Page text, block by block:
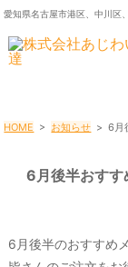
愛知県名古屋市港区、中川区
HOME > お知らせ > 6月
6月後半おすす
6月後半のおすすめ